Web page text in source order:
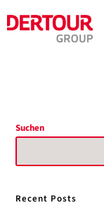
Suchen
Recent Posts